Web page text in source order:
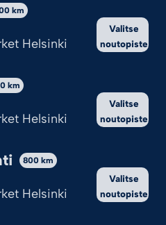
SUPERSETTI
Lisää ostoskoriin
km
Helsinki
Valitse
noutopiste
km
Helsinki
Valitse
noutopiste
800 km
Helsinki
Valitse
noutopiste